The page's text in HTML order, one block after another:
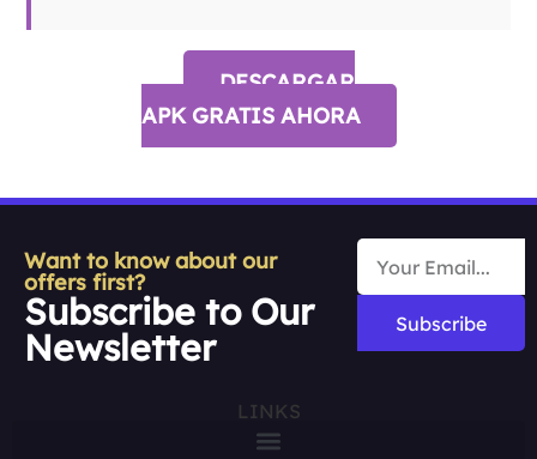
DESCARGAR
APK GRATIS AHORA
Want to know about our
offers first?
Subscribe to Our
Newsletter
Subscribe
LINKS